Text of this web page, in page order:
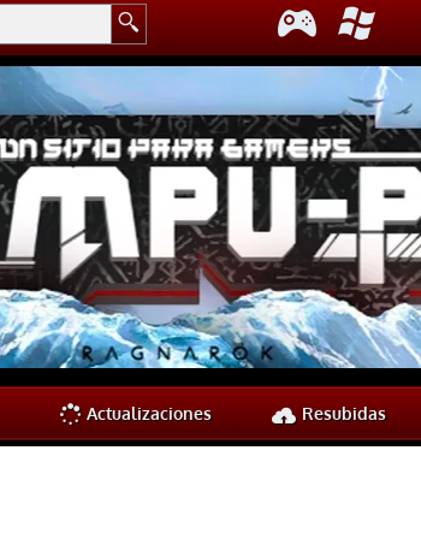
Actualizaciones Resubidas